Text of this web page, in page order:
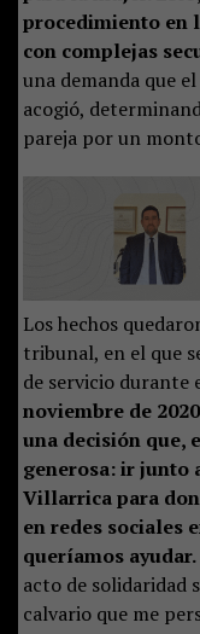
procedimiento en
con complejas
una demanda que
acogió,
pareja por un
Los hechos
tribunal, en el que
de servicio durante
noviembre de
una decisión que,
generosa: ir junto
Villarrica para
en redes sociales
queríamos ayudar.
acto de solidaridad
calvario que me